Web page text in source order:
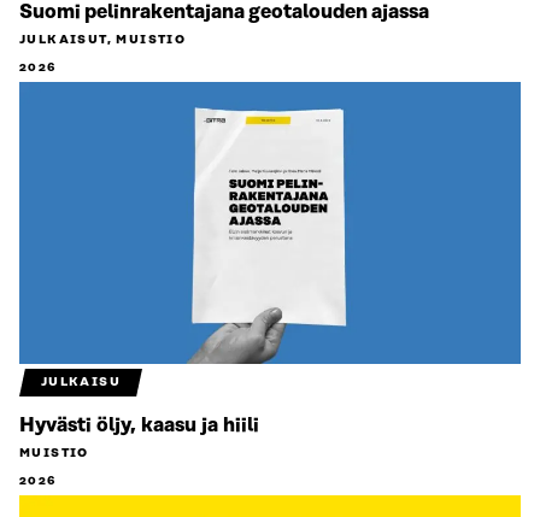
Suomi pelinrakentajana geotalouden ajassa
JULKAISUT, MUISTIO
2026
JULKAISU
Hyvästi öljy, kaasu ja hiili
MUISTIO
2026